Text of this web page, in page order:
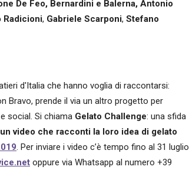
De Feo, Bernardini e Balerna, Antonio
Radicioni, Gabriele Scarponi, Stefano
d'Italia che hanno voglia di raccontarsi:
Bravo, prende il via un altro progetto per
social. Si chiama Gelato Challenge: una sfida
un video che racconti la loro idea di gelato
. Per inviare i video c’è tempo fino al 31 luglio
oppure via Whatsapp al numero +39